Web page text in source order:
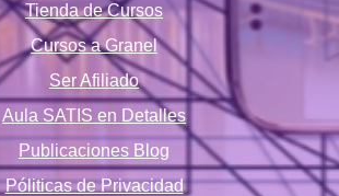
Tienda de Cursos
Cursos a Granel
Ser Afiliado
Aula SATIS en Detalles
Publicaciones Blog
Póliticas de Privacidad